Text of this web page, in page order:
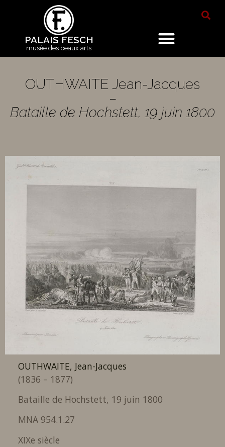
PALAIS FESCH
musée des beaux arts
OUTHWAITE Jean-Jacques
–
Bataille de Hochstett, 19 juin 1800
OUTHWAITE, Jean-Jacques
(1836 – 1877)
Bataille de Hochstett, 19 juin 1800
MNA 954.1.27
XIXe siècle